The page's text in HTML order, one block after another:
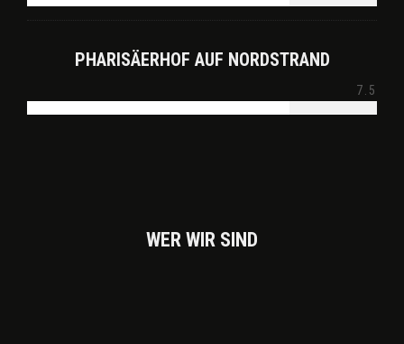
PHARISÄERHOF AUF NORDSTRAND
7.5
WER WIR SIND